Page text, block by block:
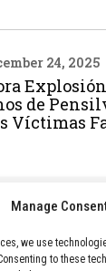
Manage
we use
to these
24, 2025
de
Víctimas